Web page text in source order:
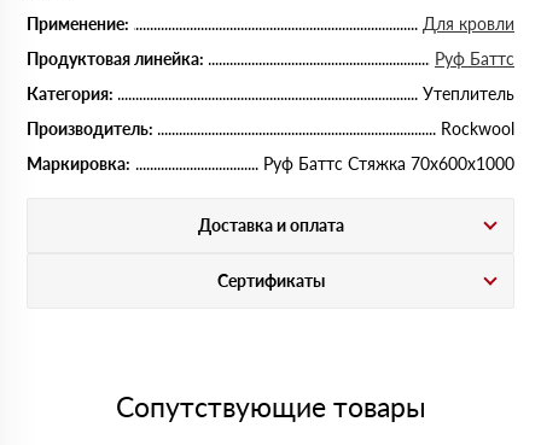
Применение:
Для кровли
Продуктовая линейка:
Руф Баттс
Категория:
Утеплитель
Производитель:
Rockwool
Маркировка:
Руф Баттс Стяжка 70х600х1000
Доставка и оплата
Сертификаты
Сопутствующие товары